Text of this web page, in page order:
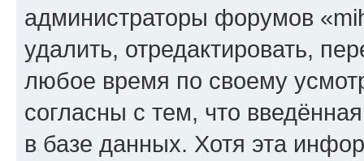
администраторы форумов
удалить, отредактировать,
любое время по своему
согласны с тем, что
в базе данных. Хотя эта